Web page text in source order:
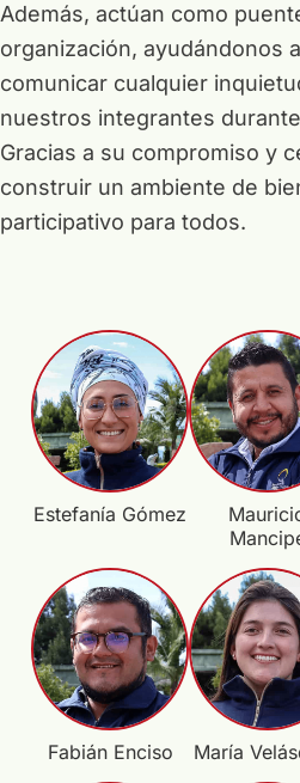
Además, actúan como
organización, ayudándonos
comunicar cualquier
nuestros integrantes
Gracias a su compromiso y
construir un ambiente de
participativo para todos.
Estefanía Gómez
Fabián Enciso María